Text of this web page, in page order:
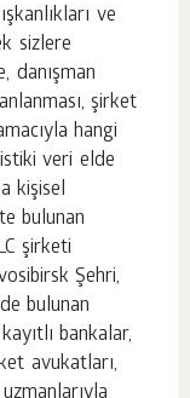
ve
sizlere
danışman
şirket
hangi
veri elde
kişisel
bulunan
şirketi
Şehri,
bulunan
bankalar,
avukatları,